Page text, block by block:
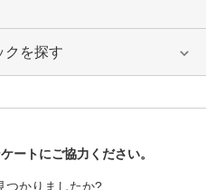
クを探す
ートにご協力ください。
つかりましたか?